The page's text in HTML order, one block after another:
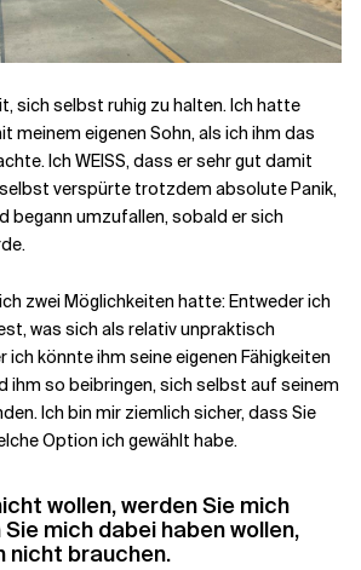
sich selbst ruhig zu halten. Ich hatte
meinem eigenen Sohn, als ich ihm das
Ich WEISS, dass er sehr gut damit
selbst verspürte trotzdem absolute Panik,
begann umzufallen, sobald er sich
zwei Möglichkeiten hatte: Entweder ich
was sich als relativ unpraktisch
ich könnte ihm seine eigenen Fähigkeiten
ihm so beibringen, sich selbst auf seinem
Ich bin mir ziemlich sicher, dass Sie
Option ich gewählt habe.
wollen, werden Sie mich
Sie mich dabei haben wollen,
nicht brauchen.